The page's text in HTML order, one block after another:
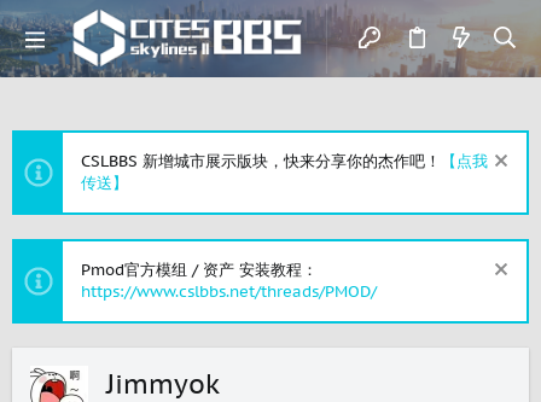
CSLBBS 新增城市展示版块，快来分享你的杰作吧！
【点我
传送】
Pmod官方模组 / 资产 安装教程：
https://www.cslbbs.net/threads/PMOD/
Jimmyok